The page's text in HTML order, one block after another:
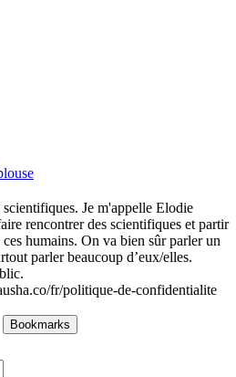
Je m'appelle Elodie
rencontrer des scientifiques et partir
humains. On va bien sûr parler un
parler beaucoup d’eux/elles.
fr/politique-de-confidentialite
Bookmarks